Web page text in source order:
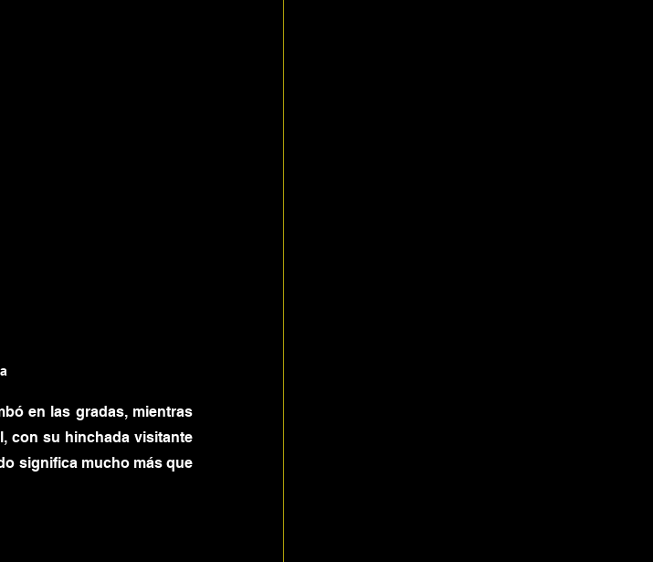
en las gradas, mientras
con su hinchada visitante
significa mucho más que